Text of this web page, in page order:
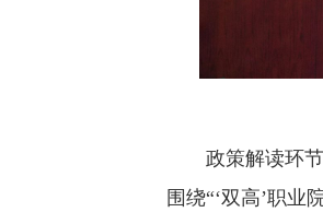
政策解读环节
围绕“‘双高’职